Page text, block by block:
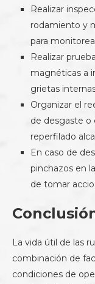
Realizar
rodamiento y
para
Realizar
magnéticas a
grietas
Organizar el
de desgaste o
reperfilado
En caso de
pinchazos en
de tomar
La vida útil de las
combinación de
condiciones de